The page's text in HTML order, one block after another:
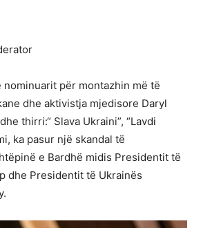
nominuarit për montazhin më të
dhe aktivistja mjedisore Daryl
thirri:“ Slava Ukraini”, “Lavdi
ka pasur një skandal të
e Bardhë midis Presidentit të
dhe Presidentit të Ukrainës